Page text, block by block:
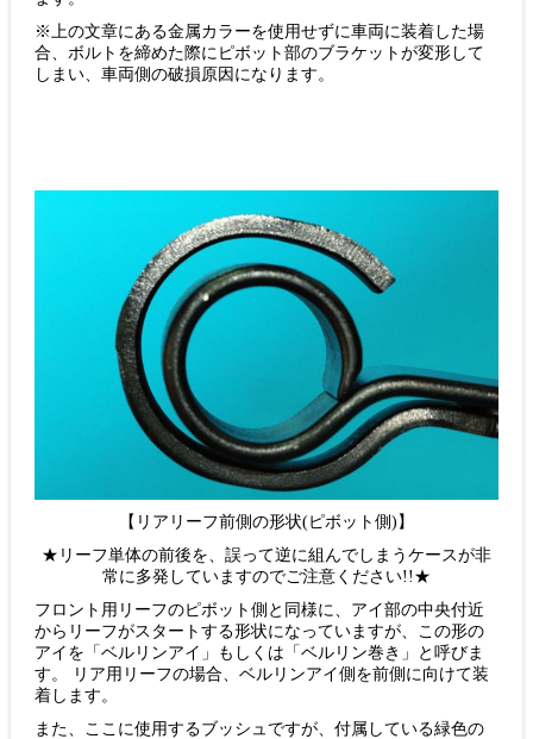
※上の文章にある金属カラーを使用せずに車両に装着した場
合、ボルトを締めた際にピボット部のブラケットが変形して
しまい、車両側の破損原因になります。
【リアリーフ前側の形状(ピボット側)】
★リーフ単体の前後を、誤って逆に組んでしまうケースが非
常に多発していますのでご注意ください!!★
フロント用リーフのピボット側と同様に、アイ部の中央付近
からリーフがスタートする形状になっていますが、この形の
アイを「ベルリンアイ」もしくは「ベルリン巻き」と呼びま
す。 リア用リーフの場合、ベルリンアイ側を前側に向けて装
着します。
また、ここに使用するブッシュですが、付属している緑色の